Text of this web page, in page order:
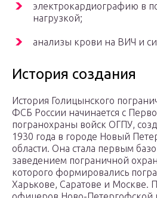
электрокардиографию в
нагрузкой;
анализы крови на ВИЧ и
История создания
История Голицынского
ФСБ России начинается с
погранохраны войск ОГПУ,
1930 года в городе Новый
области. Она стала первым
заведением пограничной
которого формировались
Харькове, Саратове и Москве.